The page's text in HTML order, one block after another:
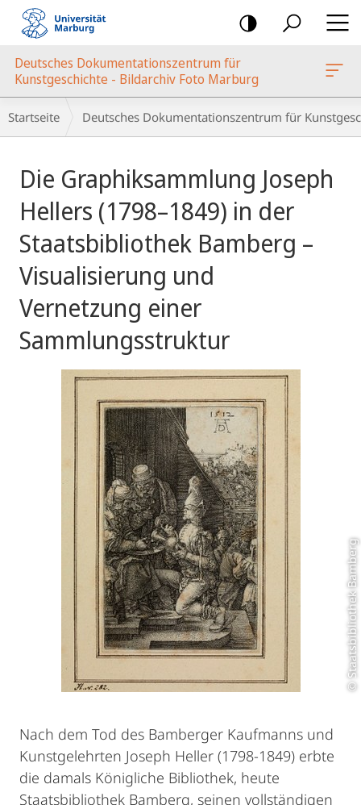
Mobile-
Navigation
Marburg
Deutsches Dokumentationszentrum für
Kunstgeschichte - Bildarchiv Foto Marburg
Breadcrumb-
Navigation
Startseite Deutsches Dokumentationszentrum für
Die Graphiksammlung Joseph
Hellers (1798–1849) in der
Staatsbibliothek Bamberg –
Visualisierung und
Vernetzung einer
Sammlungsstruktur
© Staatsbibliothek Bamberg
Nach dem Tod des Bamberger Kaufmanns und
Kunstgelehrten Joseph Heller (1798-1849) erbte
die damals Königliche Bibliothek, heute
Staatsbibliothek Bamberg, seinen vollständigen